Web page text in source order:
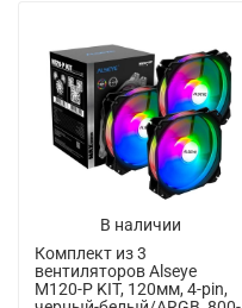
В наличии
Комплект из 3
вентиляторов Alseye
M120-P KIT, 120мм, 4-pin,